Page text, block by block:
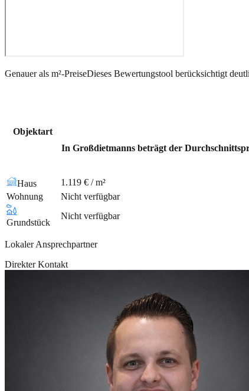
Genauer als m²-PreiseDieses Bewertungstool berücksichtigt
Objektart
In Großdietmanns beträgt der
Haus
1.119 € / m²
Wohnung
Nicht verfügbar
Grundstück
Nicht verfügbar
Lokaler Ansprechpartner
Direkter Kontakt